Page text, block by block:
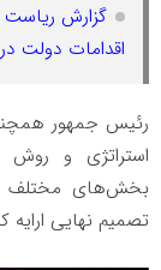
گزارش
اقدامات دولت
رئیس جمهور
استراتژی و روش
بخش‌های مختلف را
تصمیم نهایی ارایه